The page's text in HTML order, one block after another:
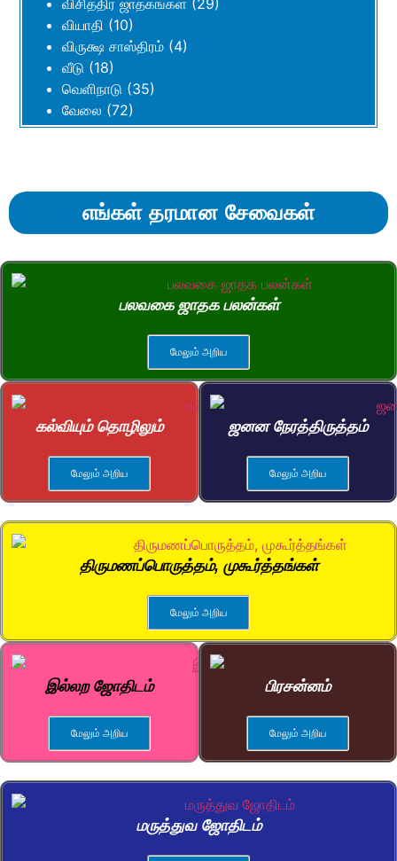
வியாதி (10)
விருக்ஷ சாஸ்திரம் (4)
வீடு (18)
வெளிநாடு (35)
வேலை (72)
எங்கள் தரமான சேவைகள்
பலவகை ஜாதக பலன்கள்
மேலும் அறிய
கல்வியும் தொழிலும்
மேலும் அறிய
ஜனன நேரத்திருத்தம்
மேலும் அறிய
திருமணப்பொருத்தம், முகூர்த்தங்கள்
மேலும் அறிய
இல்லற ஜோதிடம்
மேலும் அறிய
பிரசன்னம்
மேலும் அறிய
மருத்துவ ஜோதிடம்